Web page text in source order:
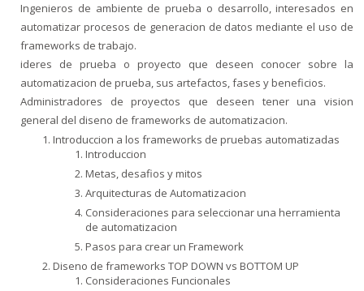
Ingenieros de ambiente de prueba o desarrollo, interesados en
automatizar procesos de generacion de datos mediante el uso de
frameworks de trabajo.
ideres de prueba o proyecto que deseen conocer sobre la
automatizacion de prueba, sus artefactos, fases y beneficios.
Administradores de proyectos que deseen tener una vision
general del diseno de frameworks de automatizacion.
Introduccion a los frameworks de pruebas automatizadas
Introduccion
Metas, desafios y mitos
Arquitecturas de Automatizacion
Consideraciones para seleccionar una herramienta
de automatizacion
Pasos para crear un Framework
Diseno de frameworks TOP DOWN vs BOTTOM UP
Consideraciones Funcionales